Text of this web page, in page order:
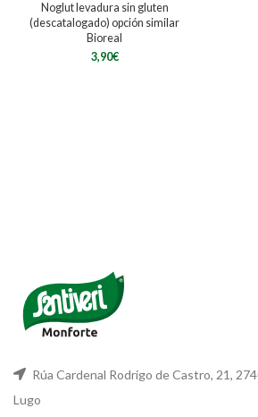
Noglut levadura sin gluten
(descatalogado) opción similar
Bioreal
3,90€
Rúa Cardenal Rodrigo de Castro, 21,
Lugo